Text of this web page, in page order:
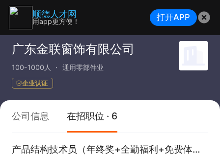
广东金联窗饰有限公司
100-1000人 通用零部件业
企业认证
公司信息 在招职位 · 6
产品结构技术员（年终奖+全勤福利+免费体检）
顺德人才网
用app更方便！ 打开APP